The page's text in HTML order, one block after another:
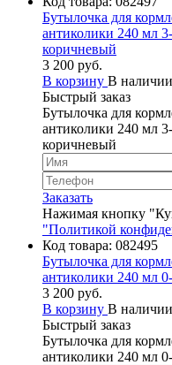
Бутылочка для
антиколики 240 мл
коричневый
3 200 руб.
В корзину В наличии
Быстрый заказ
Бутылочка для
антиколики 240 мл
коричневый
Заказать
Нажимая кнопку
"Политикой
Код товара: 082495
Бутылочка для
антиколики 240 мл
3 200 руб.
В корзину В наличии
Быстрый заказ
Бутылочка для
антиколики 240 мл